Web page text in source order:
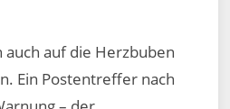
auch auf die Herzbuben
Ein Postentreffer nach